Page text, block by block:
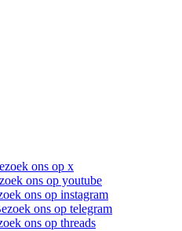
ons op x
ons op youtube
ons op instagram
ons op telegram
ons op threads